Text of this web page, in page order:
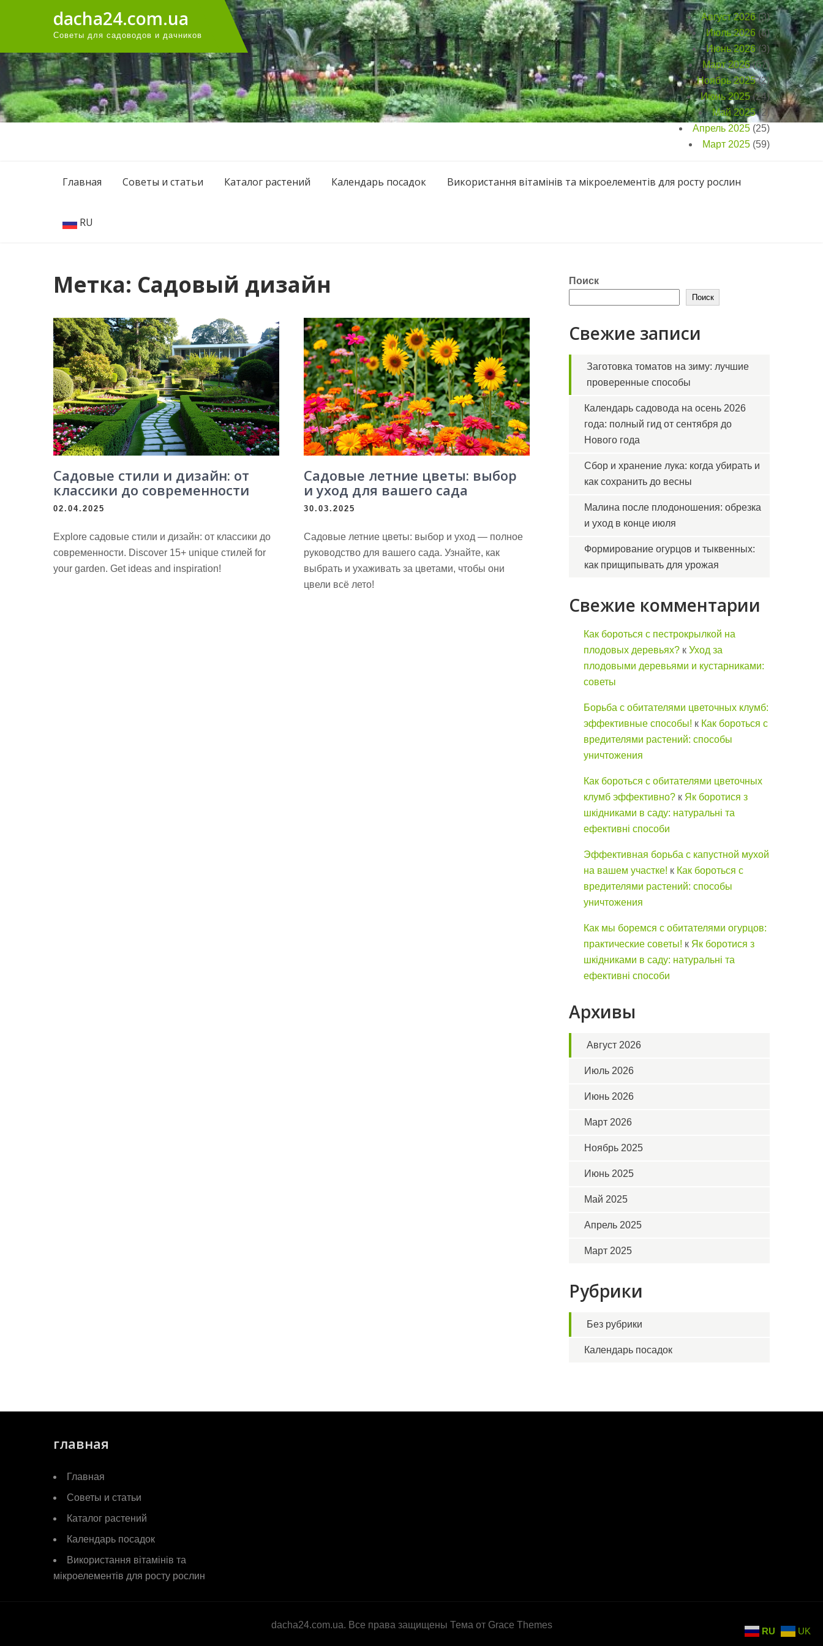
содержанию
dacha24.com.ua
Советы для садоводов и дачников
Август 2026(3)
Июль 2026 (8)
Июнь 2026(3)
Март 2026(67)
Ноябрь 2025(2)
Июнь 2025(24)
Май 2025(2)
Апрель 2025 (25)
Март 2025 (59)
Главная Советы и статьи Каталог растений Календарь посадок Використання вітамінів та мікроелементів для росту рослин
RU
Метка: Садовый дизайн
Садовые стили и дизайн: от
классики до современности
02.04.2025
Explore садовые стили и дизайн: от классики до
современности. Discover 15+ unique стилей for
your garden. Get ideas and inspiration!
Садовые летние цветы: выбор
и уход для вашего сада
30.03.2025
Садовые летние цветы: выбор и уход — полное
руководство для вашего сада. Узнайте, как
выбрать и ухаживать за цветами, чтобы они
цвели всё лето!
Поиск
Поиск
Свежие записи
Заготовка томатов на зиму: лучшие
проверенные способы
Календарь садовода на осень 2026
года: полный гид от сентября до
Нового года
Сбор и хранение лука: когда убирать и
как сохранить до весны
Малина после плодоношения: обрезка
и уход в конце июля
Формирование огурцов и тыквенных:
как прищипывать для урожая
Свежие комментарии
Как бороться с пестрокрылкой на
плодовых деревьях? кУход за
плодовыми деревьями и кустарниками:
советы
Борьба с обитателями цветочных клумб:
эффективные способы! к Как бороться с
вредителями растений: способы
уничтожения
Как бороться с обитателями цветочных
клумб эффективно? к Як боротися з
шкідниками в саду: натуральні та
ефективні способи
Эффективная борьба с капустной мухой
на вашем участке! к Как бороться с
вредителями растений: способы
уничтожения
Как мы боремся с обитателями огурцов:
практические советы! к Як боротися з
шкідниками в саду: натуральні та
ефективні способи
Архивы
Август 2026
Июль 2026
Июнь 2026
Март 2026
Ноябрь 2025
Июнь 2025
Май 2025
Апрель 2025
Март 2025
Рубрики
Без рубрики
Календарь посадок
главная
Главная
Советы и статьи
Каталог растений
Календарь посадок
Використання вітамінів та
мікроелементів для росту рослин
dacha24.com.ua. Все права защищены Тема от Grace Themes
RU UK